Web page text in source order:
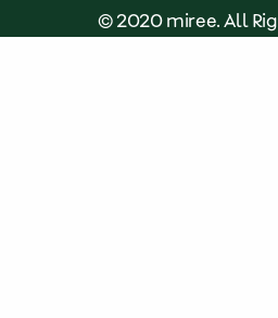
© 2020 miree. All